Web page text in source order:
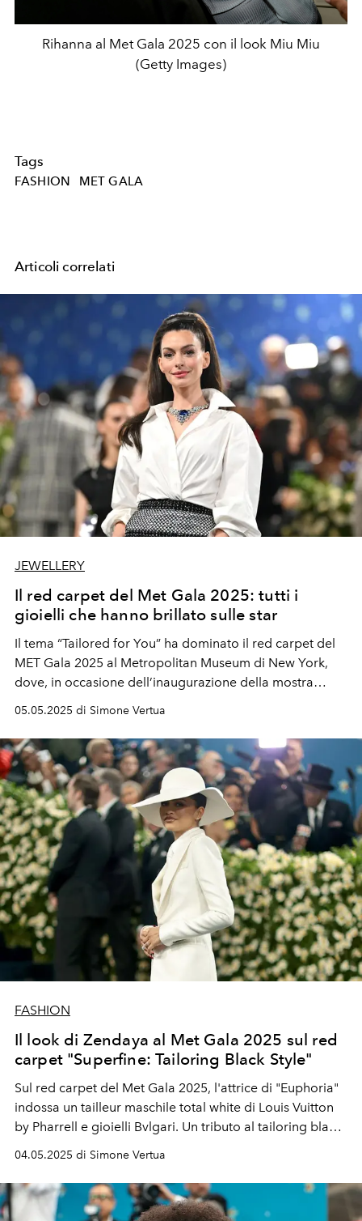
Rihanna al Met Gala 2025 con il look Miu Miu
(Getty Images)
Tags
FASHION MET GALA
Articoli correlati
JEWELLERY
Il red carpet del Met Gala 2025: tutti i
gioielli che hanno brillato sulle star
Il tema “Tailored for You” ha dominato il red carpet del
MET Gala 2025 al Metropolitan Museum di New York,
dove, in occasione dell’inaugurazione della mostra
“Superfine: Tailoring Black Style”
originalità.
05.05.2025 di Simone Vertua
FASHION
Il look di Zendaya al Met Gala 2025 sul red
carpet "Superfine: Tailoring Black Style"
Sul red carpet del Met Gala 2025, l'attrice di "Euphoria"
indossa un tailleur maschile total white di Louis Vuitton
by Pharrell e gioielli Bvlgari. Un tributo al tailoring black
style dal fit impeccabile.
04.05.2025 di Simone Vertua